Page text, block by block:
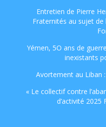
Entretien de Pierre
Fraternités au sujet de
Yémen, 5O ans de
inexistants
Avortement au Liban
« Le collectif contre
d’activité 2025